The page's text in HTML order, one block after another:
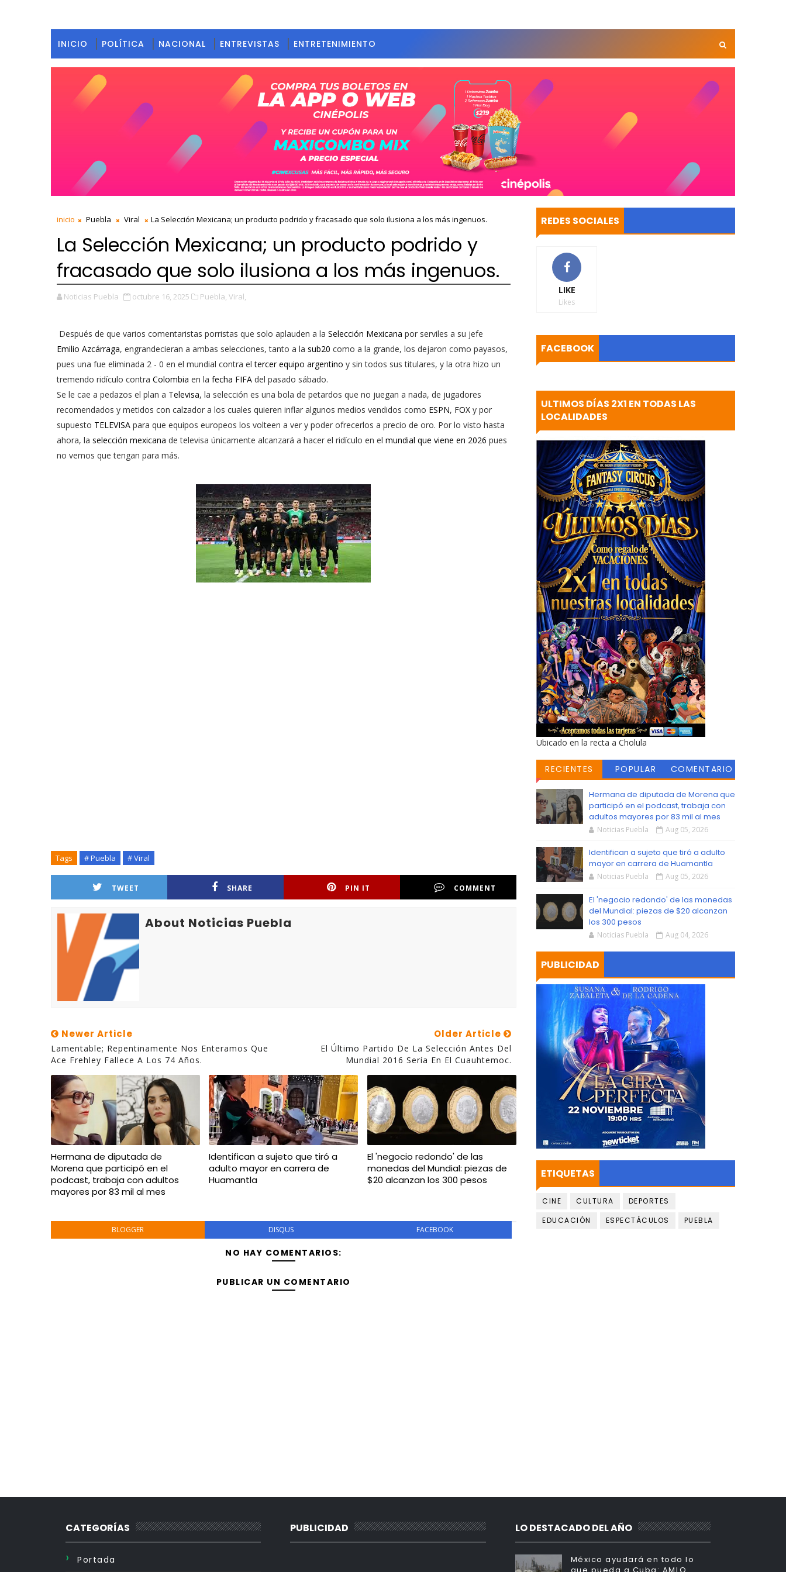
INICIO POLÍTICA NACIONAL ENTREVISTAS ENTRETENIMIENTO
inicio Puebla Viral La Selección Mexicana; un producto podrido y fracasado que solo ilusiona a los más ingenuos.
La Selección Mexicana; un producto podrido y
fracasado que solo ilusiona a los más ingenuos.
Noticias Puebla octubre 16, 2025 Puebla, Viral,
Después de que varios comentaristas porristas que solo aplauden a la Selección Mexicana por serviles a su jefe
Emilio Azcárraga, engrandecieran a ambas selecciones, tanto a la sub20 como a la grande, los dejaron como payasos,
pues una fue eliminada 2 - 0 en el mundial contra eltercer equipo argentino y sin todos sus titulares, y la otra hizo un
tremendo ridículo contra Colombia en la fecha FIFA del pasado sábado.
Se le cae a pedazos el plan a Televisa, la selección es una bola de petardos que no juegan a nada, de jugadores
recomendados y metidos con calzador a los cuales quieren inflar algunos medios vendidos como ESPN, FOX y por
supuesto TELEVISA para que equipos europeos los volteen a ver y poder ofrecerlos a precio de oro. Por lo visto hasta
ahora, la selección mexicana de televisa únicamente alcanzará a hacer el ridículo en el mundial que viene en 2026 pues
no vemos que tengan para más.
Tags # Puebla # Viral
TWEET SHARE PIN IT COMMENT
About Noticias Puebla
Newer Article
Lamentable; Repentinamente Nos Enteramos Que
Ace Frehley Fallece A Los 74 Años.
Older Article
El Último Partido De La Selección Antes Del
Mundial 2016 Sería En El Cuauhtemoc.
Hermana de diputada de
Morena que participó en el
podcast, trabaja con adultos
mayores por 83 mil al mes
Identifican a sujeto que tiró a
adulto mayor en carrera de
Huamantla
El 'negocio redondo' de las
monedas del Mundial: piezas de
$20 alcanzan los 300 pesos
BLOGGER DISQUS FACEBOOK
NO HAY COMENTARIOS:
PUBLICAR UN COMENTARIO
REDES SOCIALES
LIKE
Likes
FACEBOOK
ULTIMOS DÍAS 2X1 EN TODAS LAS
LOCALIDADES
Ubicado en la recta a Cholula
RECIENTES POPULAR
COMENTARIO
Hermana de diputada de Morena que
participó en el podcast, trabaja con
adultos mayores por 83 mil al mes
Noticias Puebla Aug 05, 2026
Identifican a sujeto que tiró a adulto
mayor en carrera de Huamantla
Noticias Puebla Aug 05, 2026
El 'negocio redondo' de las monedas
del Mundial: piezas de $20 alcanzan
los 300 pesos
Noticias Puebla Aug 04, 2026
PUBLICIDAD
ETIQUETAS
CINE CULTURA
DEPORTES
EDUCACIÓN
ESPECTÁCULOS PUEBLA
CATEGORÍAS
Portada
PUBLICIDAD LO DESTACADO DEL AÑO
México ayudará en todo lo